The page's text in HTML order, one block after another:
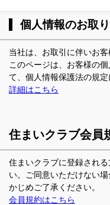
個人情報のお取
当社は、お取引に伴いお
このページは、お客様の
て、個人情報保護法の規定
詳細はこちら
住まいクラブ会員
住まいクラブに登録され
い。ご同意いただけない
かじめご了承ください。
会員規約はこちら